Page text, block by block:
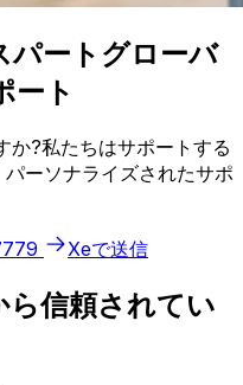
ートグローバ
ート
か?私たちはサポートする
ーソナライズされたサポ
Xeで送信
ら信頼されてい